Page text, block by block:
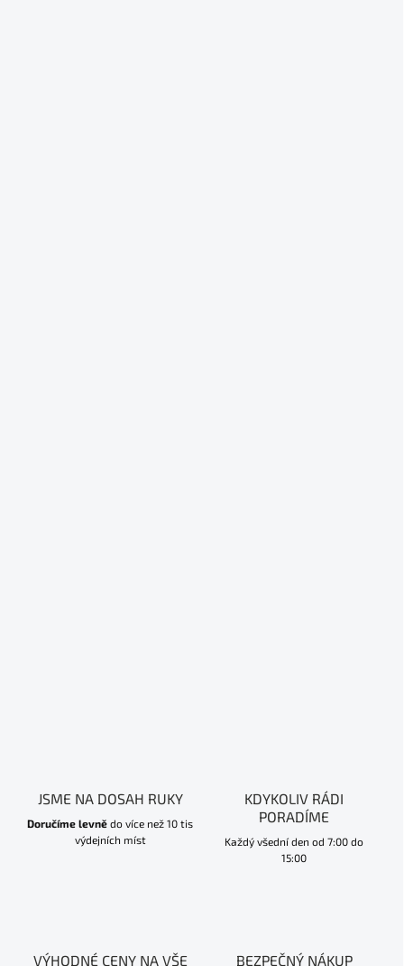
JSME NA DOSAH RUKY
Doručíme levně do více než 10 tis
výdejních míst
KDYKOLIV RÁDI
PORADÍME
Každý všední den od 7:00 do
15:00
VÝHODNÉ CENY NA VŠE BEZPEČNÝ NÁKUP